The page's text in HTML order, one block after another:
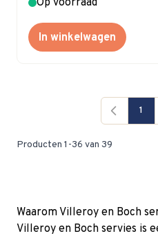
Op voorraad
In winkelwagen
Producten 1 -36 van 39
Je
1
Waarom Villeroy en Boch
Villeroy en Boch servies is